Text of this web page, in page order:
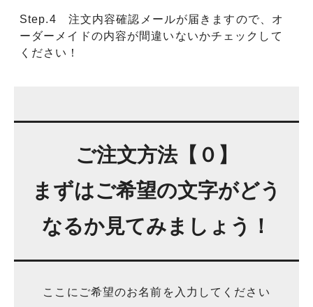
Step.4 注文内容確認メールが届きますので、オ
ーダーメイドの内容が間違いないかチェックして
ください！
ご注文方法【０】
まずはご希望の文字がどう
なるか見てみましょう！
ここにご希望のお名前を入力してください